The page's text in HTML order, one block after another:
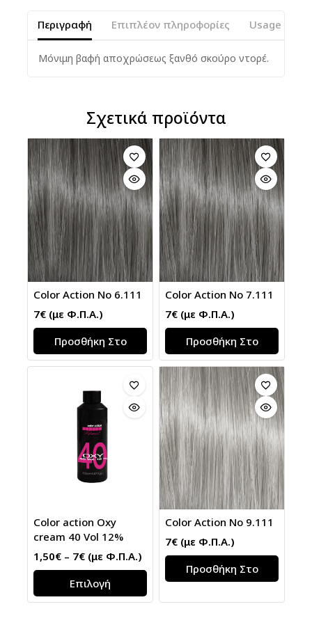
Περιγραφή Επιπλέον πληροφορίες Usage
Μόνιμη βαφή αποχρώσεως ξανθό σκούρο ντορέ.
Σχετικά προϊόντα
Color Action No 6.111
7€ (με Φ.Π.Α.)
Προσθήκη Στο
Καλάθι
Color Action No 7.111
7€ (με Φ.Π.Α.)
Προσθήκη Στο
Καλάθι
Color action Oxy
cream 40 Vol 12%
1,50€ – 7€ (με Φ.Π.Α.)
Επιλογή
Color Action No 9.111
7€ (με Φ.Π.Α.)
Προσθήκη Στο